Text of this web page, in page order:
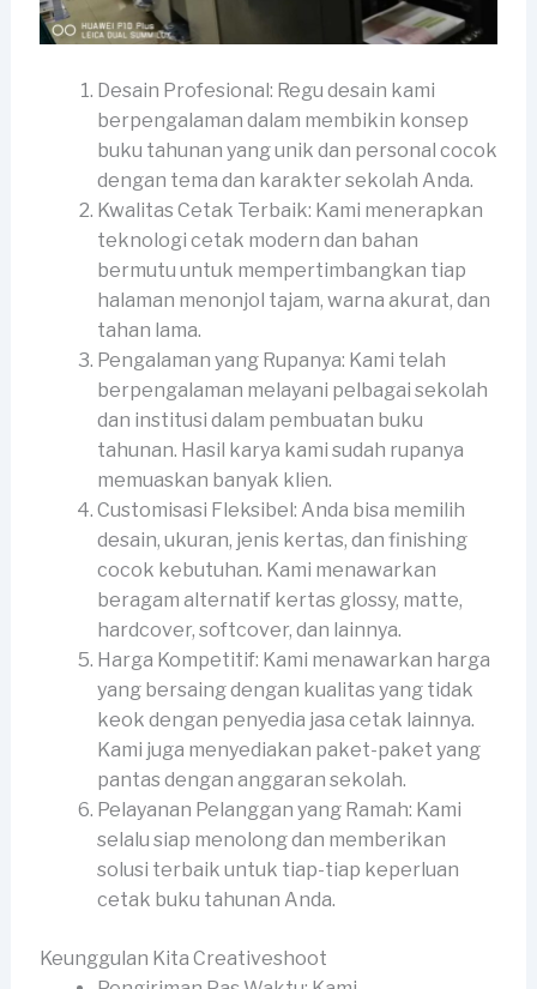
Desain Profesional: Regu desain kami
berpengalaman dalam membikin konsep
buku tahunan yang unik dan personal cocok
dengan tema dan karakter sekolah Anda.
Kwalitas Cetak Terbaik: Kami menerapkan
teknologi cetak modern dan bahan
bermutu untuk mempertimbangkan tiap
halaman menonjol tajam, warna akurat, dan
tahan lama.
Pengalaman yang Rupanya: Kami telah
berpengalaman melayani pelbagai sekolah
dan institusi dalam pembuatan buku
tahunan. Hasil karya kami sudah rupanya
memuaskan banyak klien.
Customisasi Fleksibel: Anda bisa memilih
desain, ukuran, jenis kertas, dan finishing
cocok kebutuhan. Kami menawarkan
beragam alternatif kertas glossy, matte,
hardcover, softcover, dan lainnya.
Harga Kompetitif: Kami menawarkan harga
yang bersaing dengan kualitas yang tidak
keok dengan penyedia jasa cetak lainnya.
Kami juga menyediakan paket-paket yang
pantas dengan anggaran sekolah.
Pelayanan Pelanggan yang Ramah: Kami
selalu siap menolong dan memberikan
solusi terbaik untuk tiap-tiap keperluan
cetak buku tahunan Anda.
Keunggulan Kita Creativeshoot